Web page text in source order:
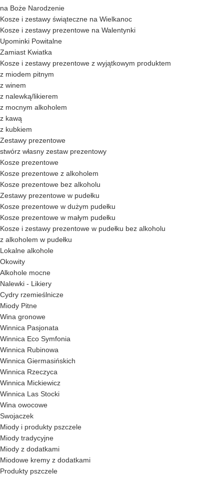
na Boże Narodzenie
Kosze i zestawy świąteczne na Wielkanoc
Kosze i zestawy prezentowe na Walentynki
Upominki Powitalne
Zamiast Kwiatka
Kosze i zestawy prezentowe z wyjątkowym produktem
z miodem pitnym
z winem
z nalewką/likierem
z mocnym alkoholem
z kawą
z kubkiem
Zestawy prezentowe
stwórz własny zestaw prezentowy
Kosze prezentowe
Kosze prezentowe z alkoholem
Kosze prezentowe bez alkoholu
Zestawy prezentowe w pudełku
Kosze prezentowe w dużym pudełku
Kosze prezentowe w małym pudełku
Kosze i zestawy prezentowe w pudełku bez alkoholu
z alkoholem w pudełku
Lokalne alkohole
Okowity
Alkohole mocne
Nalewki - Likiery
Cydry rzemieślnicze
Miody Pitne
Wina gronowe
Winnica Pasjonata
Winnica Eco Symfonia
Winnica Rubinowa
Winnica Giermasińskich
Winnica Rzeczyca
Winnica Mickiewicz
Winnica Las Stocki
Wina owocowe
Swojaczek
Miody i produkty pszczele
Miody tradycyjne
Miody z dodatkami
Miodowe kremy z dodatkami
Produkty pszczele